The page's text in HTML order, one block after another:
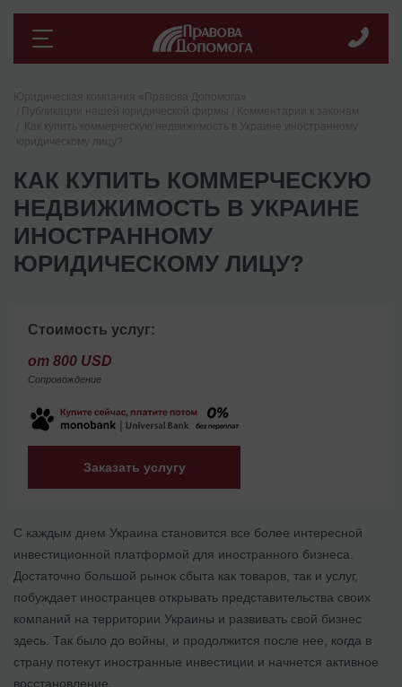
КАК КУПИТЬ КОММЕРЧЕСКУЮ
НЕДВИЖИМОСТЬ В УКРАИНЕ
ИНОСТРАННОМУ
ЮРИДИЧЕСКОМУ ЛИЦУ?
Стоимость услуг:
от 800 USD
Сопровождение
Заказать услугу
С каждым днем Украина становится все более интересной
инвестиционной платформой для иностранного бизнеса.
Достаточно большой рынок сбыта как товаров, так и услуг,
побуждает иностранцев открывать представительства своих
компаний на территории Украины и развивать свой бизнес
здесь. Так было до войны, и продолжится после нее, когда в
страну потекут иностранные инвестиции и начнется активное
восстановление.